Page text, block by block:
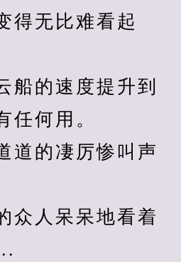
得无比难看起
的速度提升到
任何用。
的凄厉惨叫声
人呆呆地看着